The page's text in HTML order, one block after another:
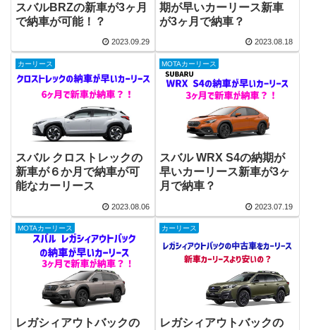
スバルBRZの新車が3ヶ月
で納車が可能！？
2023.09.29
期が早いカーリース新車
が3ヶ月で納車？
2023.08.18
カーリース
スバル クロストレックの
新車が６か月で納車が可
能なカーリース
2023.08.06
MOTAカーリース
スバル WRX S4の納期が
早いカーリース新車が3ヶ
月で納車？
2023.07.19
MOTAカーリース
レガシィアウトバックの
カーリース
レガシィアウトバックの